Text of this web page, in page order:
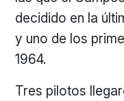
decidido en la
y uno de los
1964.
Tres pilotos